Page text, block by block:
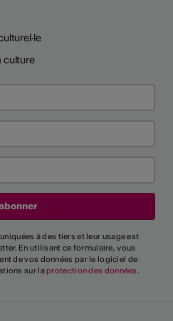
culture
à des tiers et leur usage est
En utilisant ce formulaire, vous
de vos données par le logiciel de
sur la protection des données.